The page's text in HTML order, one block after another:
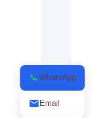
WhatsApp
Email